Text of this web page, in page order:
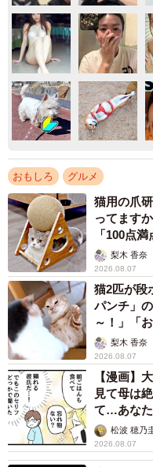
おもしろ グルメ
猫用の爪
ってます
「100点
梨木 香奈
2026.08.07
猫2匹が段
パンチ」
～！」「
梨木 香奈
2026.08.07
【漫画】
見て母は
て…あなた
松波 穂乃
2026.08.07